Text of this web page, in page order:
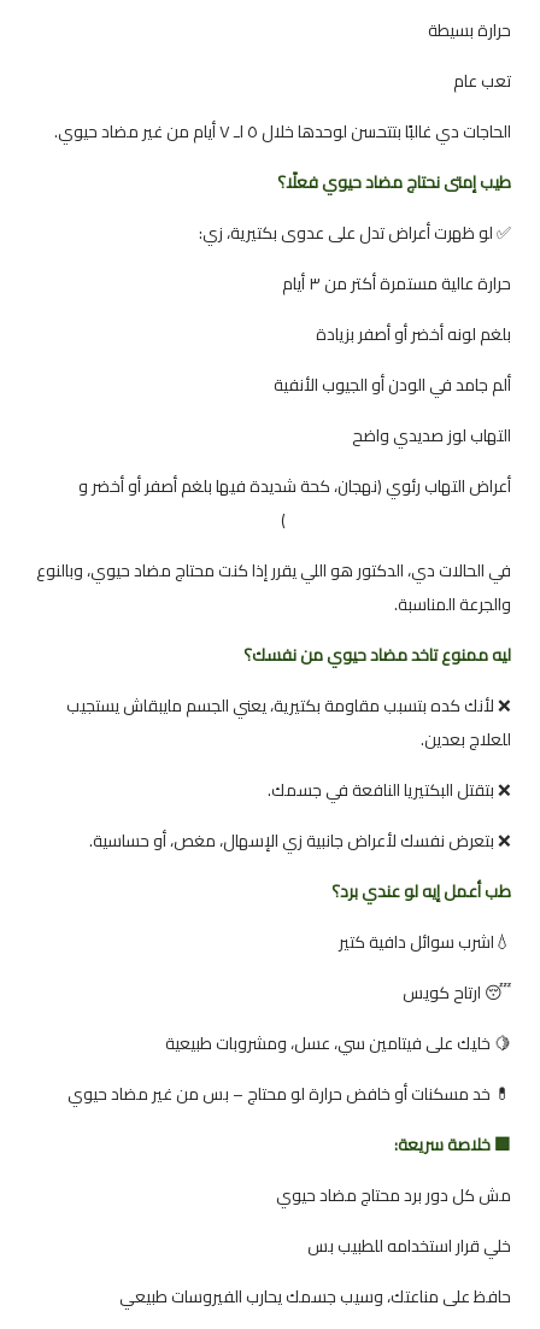
حرارة بسيطة
تعب عام
الحاجات دي غالبًا بتتحسن لوحدها خلال ٥ لـ ٧ أيام من غير مضاد حيوي.
طيب إمتى نحتاج مضاد حيوي فعلًا؟
✅ لو ظهرت أعراض تدل على عدوى بكتيرية، زي:
حرارة عالية مستمرة أكتر من ٣ أيام
بلغم لونه أخضر أو أصفر بزيادة
ألم جامد في الودن أو الجيوب الأنفية
التهاب لوز صديدي واضح
أعراض التهاب رئوي (نهجان، كحة شديدة فيها بلغم أصفر أو أخضر و
)
في الحالات دي، الدكتور هو اللي يقرر إذا كنت محتاج مضاد حيوي، وبالنوع
والجرعة المناسبة.
ليه ممنوع تاخد مضاد حيوي من نفسك؟
❌ لأنك كده بتسبب مقاومة بكتيرية، يعني الجسم مايبقاش يستجيب
للعلاج بعدين.
❌ بتقتل البكتيريا النافعة في جسمك.
❌ بتعرض نفسك لأعراض جانبية زي الإسهال، مغص، أو حساسية.
طب أعمل إيه لو عندي برد؟
💧اشرب سوائل دافية كتير
😴 ارتاح كويس
🍋 خليك على فيتامين سي، عسل، ومشروبات طبيعية
💊 خد مسكنات أو خافض حرارة لو محتاج – بس من غير مضاد حيوي
🟩 خلاصة سريعة:
مش كل دور برد محتاج مضاد حيوي
خلي قرار استخدامه للطبيب بس
حافظ على مناعتك، وسيب جسمك يحارب الفيروسات طبيعي